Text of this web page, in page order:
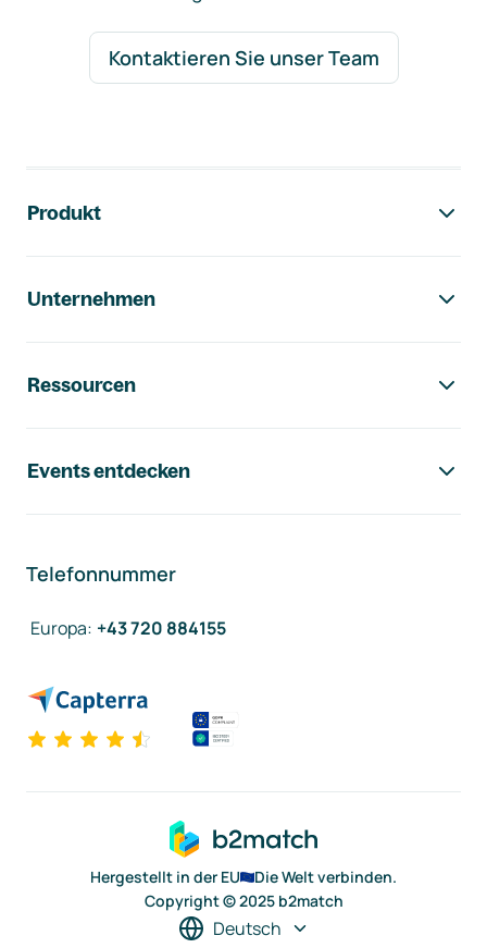
Kontaktieren Sie unser Team
Produkt
Unternehmen
Ressourcen
Events entdecken
Telefonnummer
Europa: +43 720 884155
Hergestellt in der EU
Die Welt verbinden.
Copyright © 2025 b2match
Deutsch